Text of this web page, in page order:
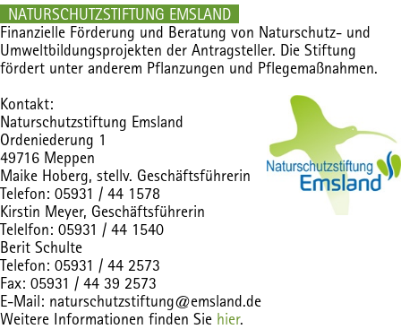
NATURSCHUTZSTIFTUNG EMSLAND
Finanzielle Förderung und Beratung von Naturschutz- und
Umweltbildungsprojekten der Antragsteller. Die Stiftung
fördert unter anderem Pflanzungen und Pflegemaßnahmen.
Kontakt:
Naturschutzstiftung Emsland
Ordeniederung 1
49716 Meppen
Maike Hoberg, stellv. Geschäftsführerin
Telefon: 05931 / 44 1578
Kirstin Meyer, Geschäftsführerin
Telelfon: 05931 / 44 1540
Berit Schulte
Telefon: 05931 / 44 2573
Fax: 05931 / 44 39 2573
E-Mail: naturschutzstiftung@emsland.de
Weitere Informationen finden Sie hier.